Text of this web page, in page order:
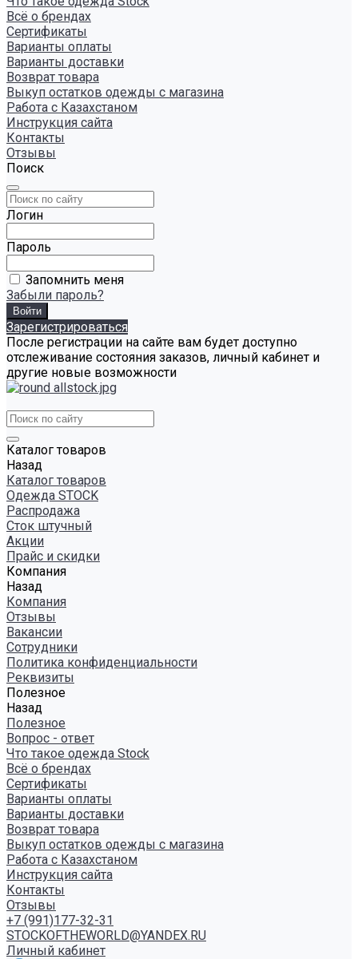
Всё о брендах
Сертификаты
Варианты оплаты
Варианты доставки
Возврат товара
Выкуп остатков одежды с магазина
Работа с Казахстаном
Инструкция сайта
Контакты
Отзывы
Поиск
Логин
Пароль
Запомнить меня
Забыли пароль?
Зарегистрироваться
После регистрации на сайте вам будет доступно
отслеживание состояния заказов, личный кабинет и
другие новые возможности
Каталог товаров
Назад
Каталог товаров
Одежда STOCK
Распродажа
Сток штучный
Акции
Прайс и скидки
Компания
Назад
Компания
Отзывы
Вакансии
Сотрудники
Политика конфиденциальности
Реквизиты
Полезное
Назад
Полезное
Вопрос - ответ
Что такое одежда Stock
Всё о брендах
Сертификаты
Варианты оплаты
Варианты доставки
Возврат товара
Выкуп остатков одежды с магазина
Работа с Казахстаном
Инструкция сайта
Контакты
Отзывы
+7 (991)177-32-31
STOCKOFTHEWORLD@YANDEX.RU
Личный кабинет